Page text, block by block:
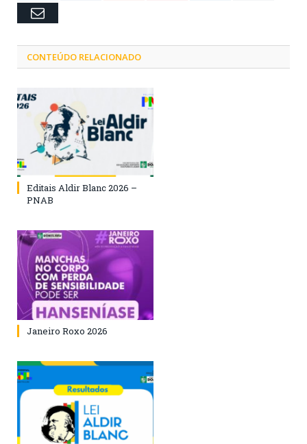
Email
CONTEÚDO RELACIONADO
Editais Aldir Blanc 2026 –
PNAB
Janeiro Roxo 2026